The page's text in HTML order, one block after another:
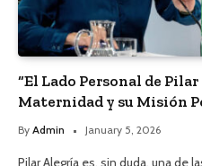
“El Lado Personal de
Maternidad y su Misión
By Admin January 5, 2026
Pilar Alegría es, sin duda, una de